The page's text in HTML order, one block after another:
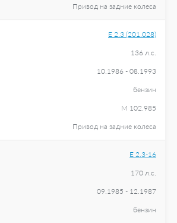
Привод на задние колеса
E 2.3 (201.028)
136 л.с.
10.1986 - 08.1993
бензин
M 102.985
Привод на задние колеса
E 2.3-16
170 л.с.
09.1985 - 12.1987
бензин